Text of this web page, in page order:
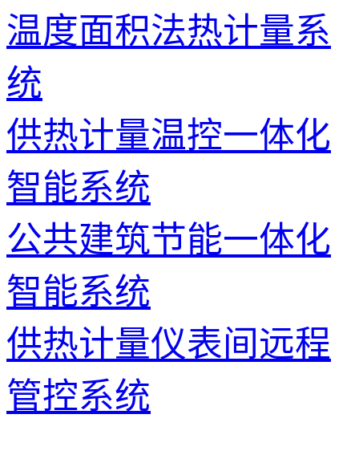
温度面积法热计量系
统
供热计量温控一体化
智能系统
公共建筑节能一体化
智能系统
供热计量仪表间远程
管控系统